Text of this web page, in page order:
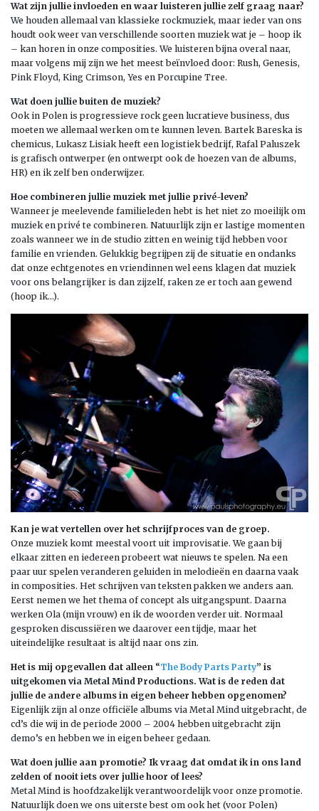
Wat zijn jullie invloeden en waar luisteren jullie zelf graag naar?
We houden allemaal van klassieke rockmuziek, maar ieder van ons
houdt ook weer van verschillende soorten muziek wat je – hoop ik
– kan horen in onze composities. We luisteren bijna overal naar,
maar volgens mij zijn we het meest beïnvloed door: Rush, Genesis,
Pink Floyd, King Crimson, Yes en Porcupine Tree.
Wat doen jullie buiten de muziek?
Ook in Polen is progressieve rock geen lucratieve business, dus
moeten we allemaal werken om te kunnen leven. Bartek Bareska is
chemicus, Lukasz Lisiak heeft een logistiek bedrijf, Rafal Paluszek
is grafisch ontwerper (en ontwerpt ook de hoezen van de albums,
HR) en ik zelf ben onderwijzer.
Hoe combineren jullie muziek met jullie privé-leven?
Wanneer je meelevende familieleden hebt is het niet zo moeilijk om
muziek en privé te combineren. Natuurlijk zijn er lastige momenten
zoals wanneer we in de studio zitten en weinig tijd hebben voor
familie en vrienden. Gelukkig begrijpen zij de situatie en ondanks
dat onze echtgenotes en vriendinnen wel eens klagen dat muziek
voor ons belangrijker is dan zijzelf, raken ze er toch aan gewend
(hoop ik…).
Kan je wat vertellen over het schrijfproces van de groep.
Onze muziek komt meestal voort uit improvisatie. We gaan bij
elkaar zitten en iedereen probeert wat nieuws te spelen. Na een
paar uur spelen veranderen geluiden in melodieën en daarna vaak
in composities. Het schrijven van teksten pakken we anders aan.
Eerst nemen we het thema of concept als uitgangspunt. Daarna
werken Ola (mijn vrouw) en ik de woorden verder uit. Normaal
gesproken discussiëren we daarover een tijdje, maar het
uiteindelijke resultaat is altijd naar ons zin.
Het is mij opgevallen dat alleen “The Body Parts Party” is
uitgekomen via Metal Mind Productions. Wat is de reden dat
jullie de andere albums in eigen beheer hebben opgenomen?
Eigenlijk zijn al onze officiële albums via Metal Mind uitgebracht, de
cd’s die wij in de periode 2000 – 2004 hebben uitgebracht zijn
demo’s en hebben we in eigen beheer gedaan.
Wat doen jullie aan promotie? Ik vraag dat omdat ik in ons land
zelden of nooit iets over jullie hoor of lees?
Metal Mind is hoofdzakelijk verantwoordelijk voor onze promotie.
Natuurlijk doen we ons uiterste best om ook het (voor Polen)